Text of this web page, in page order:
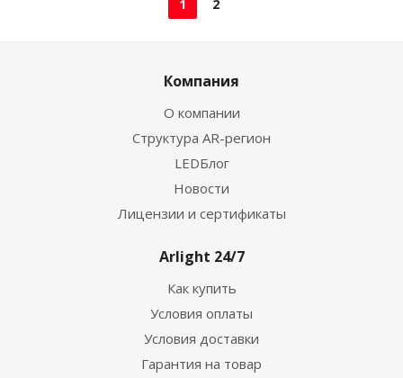
1 2
Компания
О компании
Структура AR-регион
LEDБлог
Новости
Лицензии и сертификаты
Arlight 24/7
Как купить
Условия оплаты
Условия доставки
Гарантия на товар